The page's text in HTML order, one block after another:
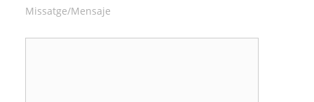
Missatge/Mensaje